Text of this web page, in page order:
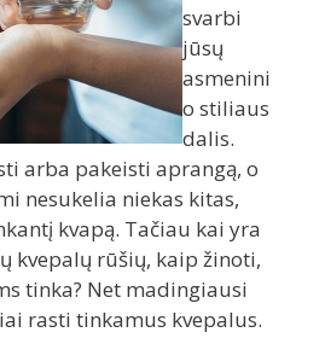
svarbi
jūsų
asmenini
o stiliaus
dalis.
arba pakeisti aprangą, o
nesukelia niekas kitas,
kvapą. Tačiau kai yra
kvepalų rūšių, kaip žinoti,
tinka? Net madingiausi
rasti tinkamus kvepalus.